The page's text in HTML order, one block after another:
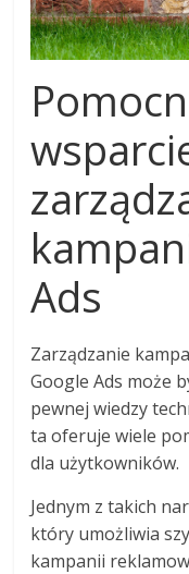
Ads
Zarządzanie
Google Ads może
pewnej wiedzy
ta oferuje wiele
dla użytkowników.
Jednym z takich
który umożliwia
kampanii